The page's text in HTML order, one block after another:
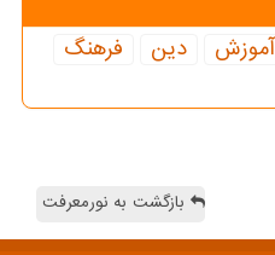
آموزش دین
فرهنگ
بازگشت به نورمعرفت